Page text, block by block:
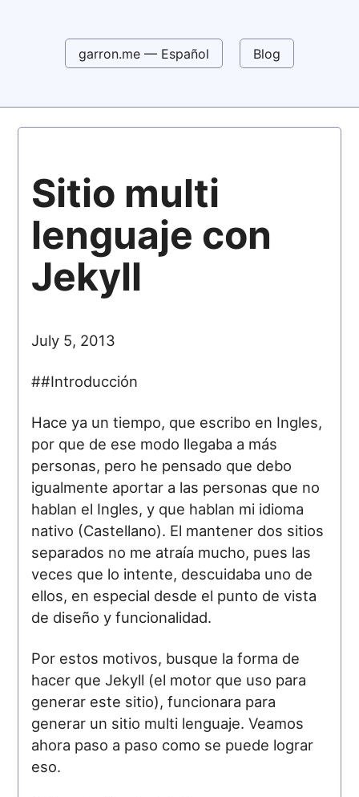
garron.me — Español Blog
Sitio multi
lenguaje con
Jekyll
July 5, 2013
##Introducción
Hace ya un tiempo, que escribo en Ingles,
por que de ese modo llegaba a más
personas, pero he pensado que debo
igualmente aportar a las personas que no
hablan el Ingles, y que hablan mi idioma
nativo (Castellano). El mantener dos sitios
separados no me atraía mucho, pues las
veces que lo intente, descuidaba uno de
ellos, en especial desde el punto de vista
de diseño y funcionalidad.
Por estos motivos, busque la forma de
hacer que Jekyll (el motor que uso para
generar este sitio), funcionara para
generar un sitio multi lenguaje. Veamos
ahora paso a paso como se puede lograr
eso.